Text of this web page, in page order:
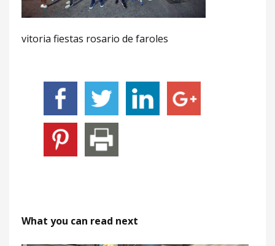
vitoria fiestas rosario de faroles
What you can read next